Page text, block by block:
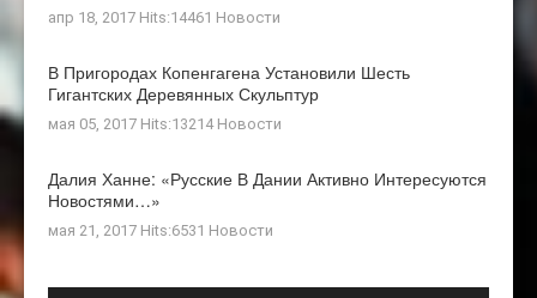
апр 18, 2017 Hits:14461 Новости
В Пригородах Копенгагена Установили Шесть
Гигантских Деревянных Скульптур
мая 05, 2017 Hits:13214 Новости
Далия Ханне: «Русские В Дании Активно Интересуются
Новостями…»
мая 21, 2017 Hits:6531 Новости